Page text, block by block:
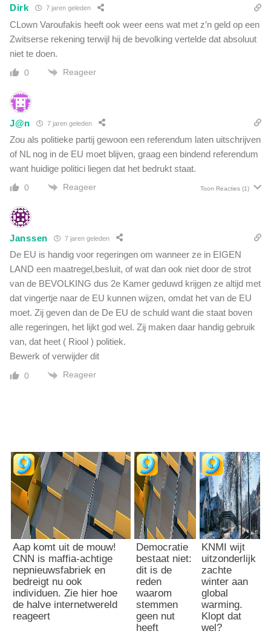
Dirk 7 jaren geleden
CLown Varoufakis heeft ook weer eens wat met z’n geld op een
Zwitserse rekening terwijl hij de bevolking vertelde dat absoluut
niet te doen.
0 Reageer
J@n 7 jaren geleden
Zou als politieke partij gewoon een referendum laten uitschrijven
of NL nog in de EU moet blijven, graag een bindend referendum
want huidige politici liegen dat het bedrukt staat.
0 Reageer Toon Reacties (1)
Janssen 7 jaren geleden
De EU is handig voor regeringen om wanneer ze in EIGEN
LAND een maatregel,besluit, of wat dan ook niet door de strot
van de BEVOLKING dus 2e Kamer geduwd krijgen ze altijd met
dat vingertje naar de EU kunnen wijzen, omdat het van de EU
moet. Zij geven dan de De EU de schuld want die staat boven
alle regeringen, het lijkt god wel. Zij maken daar handig gebruik
van, dat heet ( Riool ) politiek.
Bewerk of verwijder dit
0 Reageer
Aap komt uit de mouw!
CNN is maffia-achtige
nepnieuwsfabriek en
bedreigt nu ook
individuen. Zie hier hoe
de halve internetwereld
reageert
Democratie
bestaat niet:
dit is de
reden
waarom
stemmen
geen nut
heeft
KNMI wijt
uitzonderlijk
zachte
winter aan
global
warming.
Klopt dat
wel?